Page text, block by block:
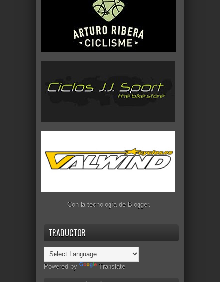
Con la tecnología de Blogger.
TRADUCTOR
Powered by Translate